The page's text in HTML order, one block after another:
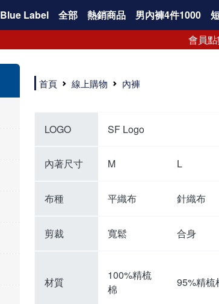
Blue Label 全部 熱銷商品 男內褲4件1000
會員
選擇內褲、平口褲、純棉內褲首重品質。舒適、透氣的內褲、平口褲、純棉內褲能影響健康，須謹慎挑選。三花內褲透氣不悶，值得信賴！
三花內褲、平口褲、純棉內褲50年來持續升級，符合人體工學設計，柔軟無勒痕的鬆緊帶。三花內褲是肌膚好友，口碑熱銷！
選擇內褲首重品質。三花內褲50年來不斷升級，證明其卓越品質。符合人體工學剪裁，柔軟無痕鬆緊帶，是必買首選。兼具品質與外型，與肌膚零感接觸，穿著舒適，看來有質感。三花內褲設計獨特，質料優良，專業剪裁，呵護肌膚。新鮮高品質棉材製成，多款選擇，耐洗耐穿，三花內褲絕對首選。
"內褲購買及使用經驗網友來信分享 近年來，我經常在大型連鎖賣場如佳瑪、美華泰等地看到三花內褲的展示。最近一兩年，甚至百貨公司及街頭店鋪都開始大量出現三花專櫃或專賣店。我猜測，這應該是三花在營運策略上的調整，才使得這些改變成為現實。 本來，三花內褲一直是消費者選購內褲時的熱門選項之一。內褲櫃點的增多使我更加注意到這個品牌，因此我在選購內褲時，特意多研究了一下三花內褲的設計。 先從內褲外層包裝談起，有些內褲有PP袋包裝，有些則沒有。雖然這是一件小事，但我發現朋友們中有人會介意內褲包裝沒有PP袋。他們認為沒有PP袋會使包裝不夠精美。對我來說，有PP袋確實能提升包裝的精緻度，但內褲不裝PP袋其實也算是環保。所以，這就看每個人對內褲包裝的需求和感受了。 每次購買內褲時，我都會特別帶一件五片式剪裁的內褲。三花的平口內褲被稱為全國第一件五片式剪裁內褲，這話應該不是隨便說說的，畢竟三花是一個擁有超過50年歷史的老品牌，專注於研發和改良內褲。當初，我覺得這種設計有些花俏，只是圖個新鮮買來試試，結果發現內褲多一片真的有其優勢，尤其是減少了內褲卡屁的次數。雖然這個狀況不可能完全消失，但大大增加了穿著的舒適度。 三花內褲的價格也在我能接受的範圍內，因此它逐漸成為我的心頭好。此外，內褲選購時的另一個重要因素是鬆緊帶。看內褲是否舊了，第一眼通常看鬆緊帶。故意或不小心露出內褲褲頭的時候，印象分數也是由鬆緊帶決定的。 很多內褲品牌強調鬆緊帶的造型及花樣，這類內褲非常適合一些特殊場合，如單身聯誼或約會時穿著，能夠加分不少。日常使用的內褲則建議選擇鬆緊帶不易鬆垮的，花樣其次。三花特別強調內褲鬆緊帶的耐洗度，而其他品牌鮮少提及這一點。 分場合選擇內褲是我的習慣。特殊場合內褲要講究一點，但平日則需要選擇鬆緊帶有保障的內褲。畢竟，內褲是每天陪伴我們超過12個小時的衣物，找到適合自己且耐洗耐穿高CP值的內褲才是最明智的選擇。 內褲畢竟是消耗品，定期更換非常重要。如果內褲沾染到髒污或處於潮濕的環境，就不應該撐太久。這是因為內褲長期接觸身體的重要部位，所以選擇和保養都要謹慎。 以上是我個人的內褲使用分享，並非業配，不代表任何人的立場。內褲還是要以自身體驗最為準確。希望大家都能找到適合自己的內褲，並多多支持台灣品牌。"
首頁 線上購物 內褲
LOGO SF Logo
內著尺寸 M L
布種 平織布 針織布
剪裁 寬鬆 合身
材質
100%精梳
棉
95%精梳